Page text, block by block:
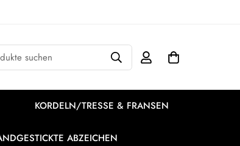
suchen
KORDELN/TRESSE & FRANSEN
ABZEICHEN